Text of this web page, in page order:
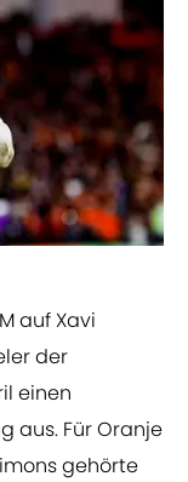
auf Xavi
der
einen
aus. Für Oranje
gehörte